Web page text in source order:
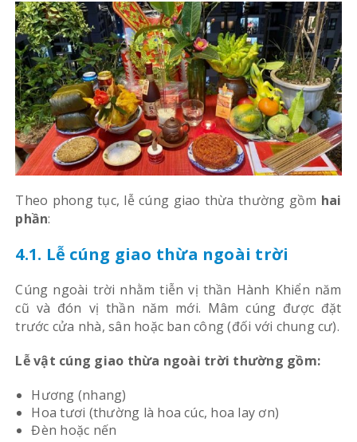
Theo phong tục, lễ cúng giao thừa thường gồm hai
phần:
4.1. Lễ cúng giao thừa ngoài trời
Cúng ngoài trời nhằm tiễn vị thần Hành Khiển năm
cũ và đón vị thần năm mới. Mâm cúng được đặt
trước cửa nhà, sân hoặc ban công (đối với chung cư).
Lễ vật cúng giao thừa ngoài trời thường gồm:
Hương (nhang)
Hoa tươi (thường là hoa cúc, hoa lay ơn)
Đèn hoặc nến